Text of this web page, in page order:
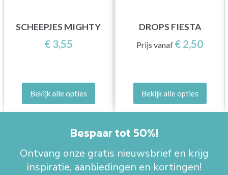
SCHEEPJES MIGHTY
€ 3,55
Bekijk alle opties
DROPS FIESTA
Prijs vanaf € 2,50
Bekijk alle opties
Bespaar tot 50%!
Ontvang onze gratis nieuwsbrief en krijg
inspiratie, aanbiedingen en kortingen!